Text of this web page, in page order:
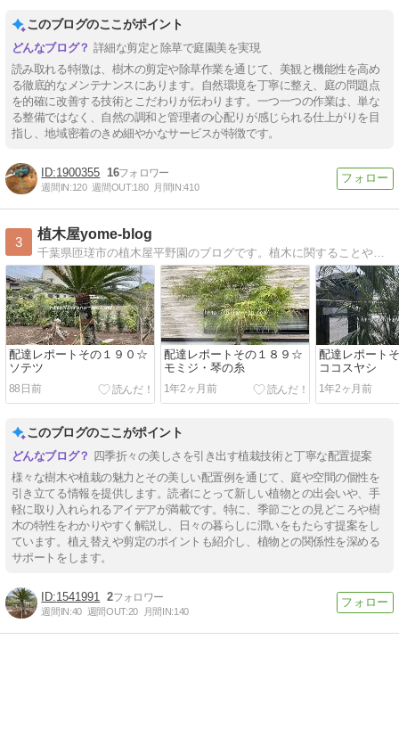
このブログのここがポイント
詳細な剪定と除草で庭園美を実現
読み取れる特徴は、樹木の剪定や除草作業を通じて、美観と機能性を高め
る徹底的なメンテナンスにあります。自然環境を丁寧に整え、庭の問題点
を的確に改善する技術とこだわりが伝わります。一つ一つの作業は、単な
る整備ではなく、自然の調和と管理者の心配りが感じられる仕上がりを目
指し、地域密着のきめ細やかなサービスが特徴です。
1900355 16
週間IN:120 週間OUT:180 月間IN:410
3
植木屋yome-blog
千葉県匝瑳市の植木屋平野園のブログです。植木に関することや日常を書き綴ります！主な取扱い植木 ウバメガシ・果樹苗・庭木等
配達レポートその１９０☆
ソテツ
88日前
配達レポートその１８９☆
モミジ・琴の糸
1年2ヶ月前
配達レポート
ココスヤシ
1年2ヶ月前
このブログのここがポイント
四季折々の美しさを引き出す植栽技術と丁寧な配置提案
様々な樹木や植栽の魅力とその美しい配置例を通じて、庭や空間の個性を
引き立てる情報を提供します。読者にとって新しい植物との出会いや、手
軽に取り入れられるアイデアが満載です。特に、季節ごとの見どころや樹
木の特性をわかりやすく解説し、日々の暮らしに潤いをもたらす提案をし
ています。植え替えや剪定のポイントも紹介し、植物との関係性を深める
サポートをします。
1541991 2
週間IN:40 週間OUT:20 月間IN:140